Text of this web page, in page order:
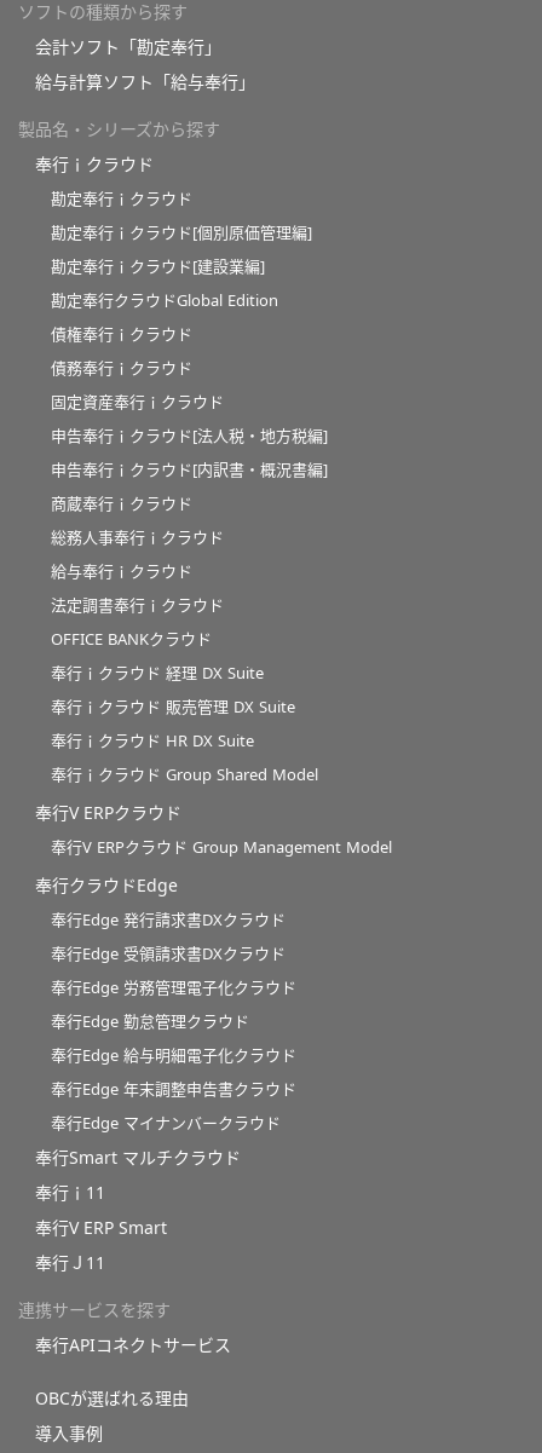
ソフトの種類から探す
会計ソフト「勘定奉行」
給与計算ソフト「給与奉行」
製品名・シリーズから探す
奉行ｉクラウド
勘定奉行ｉクラウド
勘定奉行ｉクラウド[個別原価管理編]
勘定奉行ｉクラウド[建設業編]
勘定奉行クラウドGlobal Edition
債権奉行ｉクラウド
債務奉行ｉクラウド
固定資産奉行ｉクラウド
申告奉行ｉクラウド[法人税・地方税編]
申告奉行ｉクラウド[内訳書・概況書編]
商蔵奉行ｉクラウド
総務人事奉行ｉクラウド
給与奉行ｉクラウド
法定調書奉行ｉクラウド
OFFICE BANKクラウド
奉行ｉクラウド 経理 DX Suite
奉行ｉクラウド 販売管理 DX Suite
奉行ｉクラウド HR DX Suite
奉行ｉクラウド Group Shared Model
奉行V ERPクラウド
奉行V ERPクラウド Group Management Model
奉行クラウドEdge
奉行Edge 発行請求書DXクラウド
奉行Edge 受領請求書DXクラウド
奉行Edge 労務管理電子化クラウド
奉行Edge 勤怠管理クラウド
奉行Edge 給与明細電子化クラウド
奉行Edge 年末調整申告書クラウド
奉行Edge マイナンバークラウド
奉行Smart マルチクラウド
奉行ｉ11
奉行V ERP Smart
奉行Ｊ11
連携サービスを探す
奉行APIコネクトサービス
OBCが選ばれる理由
導入事例